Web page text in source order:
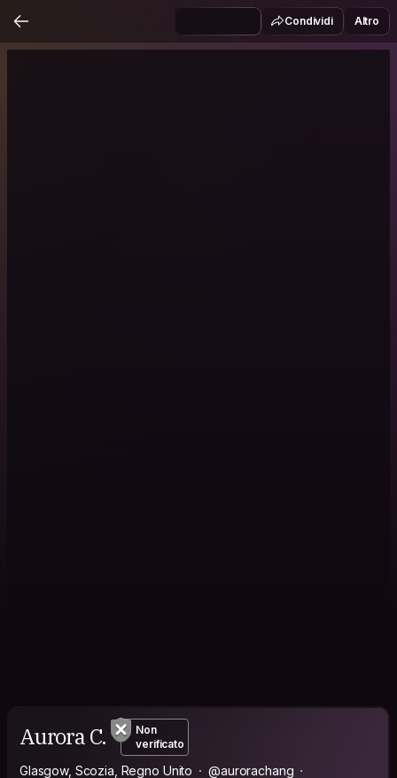
Condividi Altro
Aurora C.
Non
verificato
Glasgow, Scozia, Regno Unito
@aurorachang